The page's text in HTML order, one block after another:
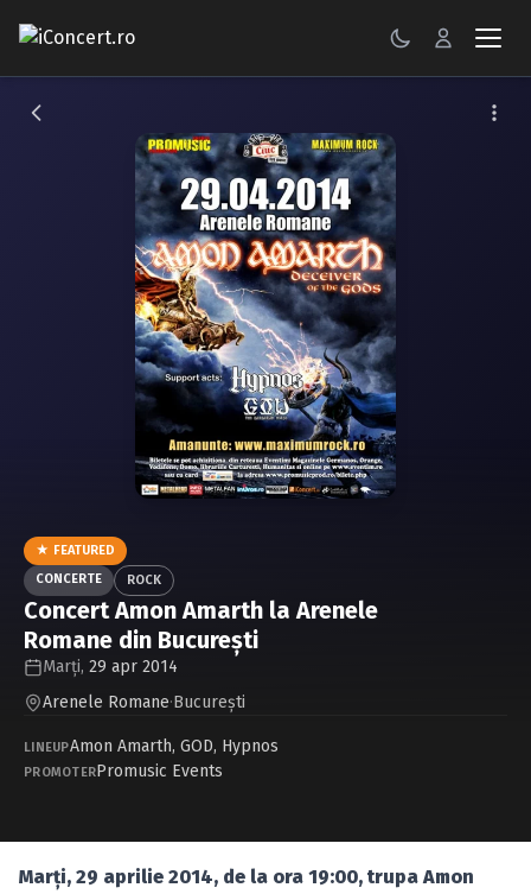
CONCERTE
Caută în site...
★ FEATURED
CONCERTE
ROCK
Concert Amon Amarth la Arenele
Romane din Bucureşti
Marți, 29 apr 2014
Arenele Romane·Bucureşti
LINEUPAmon Amarth, GOD, Hypnos
PROMOTERPromusic Events
Marţi, 29 aprilie 2014, de la ora 19:00, trupa Amon